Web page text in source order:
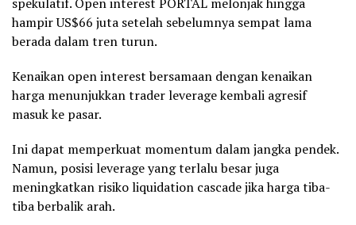
hampir US$66 juta setelah sebelumnya sempat lama
berada dalam tren turun.
Kenaikan open interest bersamaan dengan kenaikan
harga menunjukkan trader leverage kembali agresif
masuk ke pasar.
Ini dapat memperkuat momentum dalam jangka pendek.
Namun, posisi leverage yang terlalu besar juga
meningkatkan risiko liquidation cascade jika harga tiba-
tiba berbalik arah.